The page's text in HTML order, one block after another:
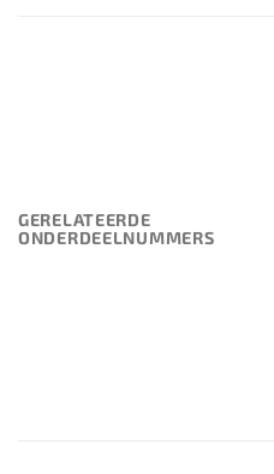
GERELATEERDE
ONDERDEELNUMMERS